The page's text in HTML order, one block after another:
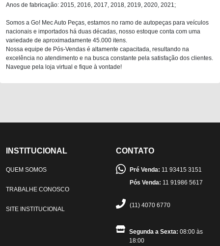
Anos de fabricação: 2015, 2016, 2017, 2018, 2019, 2020, 2021;
Somos a Go! Mec Auto Peças, estamos no ramo de autopeças para veículos
nacionais e importados há duas décadas, nosso estoque conta com uma
variedade de aproximadamente 45.000 itens.
Nossa equipe de Pós-Vendas é altamente capacitada, resultando na
excelência no atendimento e na busca constante pela satisfação dos clientes.
Navegue pela loja virtual e fique à vontade!
INSTITUCIONAL
QUEM SOMOS
TRABALHE CONOSCO
SITE INSTITUCIONAL
CONTATO
Pré Venda: 11 93415 3151
Pós Venda: 11 91986 5617
(11) 4070 6770
Segunda a Sexta: 08:00 às
18:00